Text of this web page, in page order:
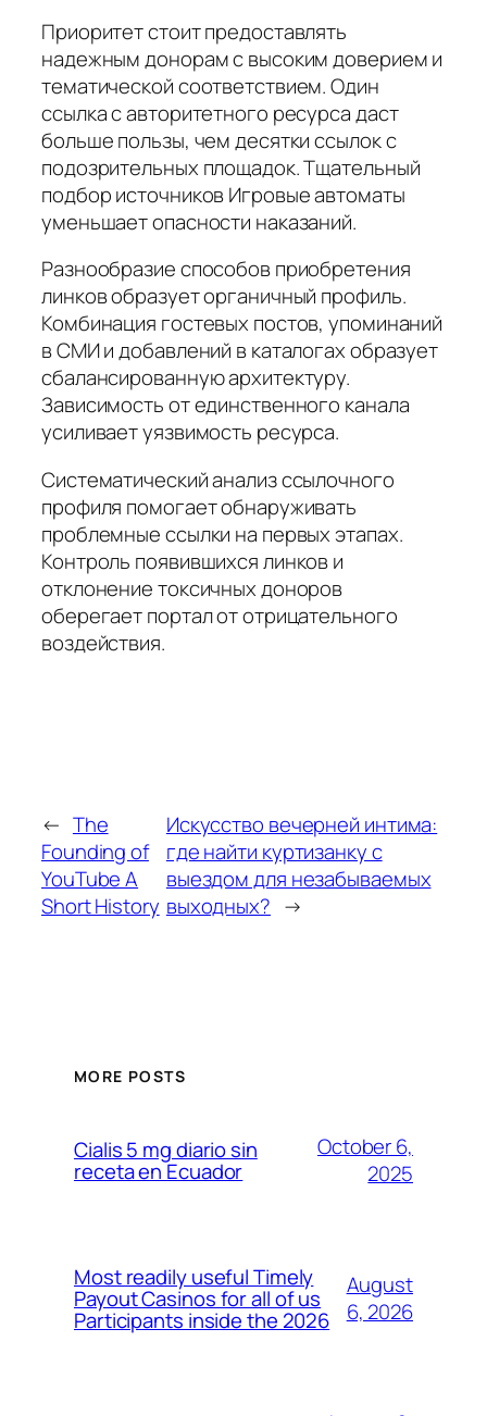
Приоритет стоит предоставлять
надежным донорам с высоким доверием и
тематической соответствием. Один
ссылка с авторитетного ресурса даст
больше пользы, чем десятки ссылок с
подозрительных площадок. Тщательный
подбор источников Игровые автоматы
уменьшает опасности наказаний.
Разнообразие способов приобретения
линков образует органичный профиль.
Комбинация гостевых постов, упоминаний
в СМИ и добавлений в каталогах образует
сбалансированную архитектуру.
Зависимость от единственного канала
усиливает уязвимость ресурса.
Систематический анализ ссылочного
профиля помогает обнаруживать
проблемные ссылки на первых этапах.
Контроль появившихся линков и
отклонение токсичных доноров
оберегает портал от отрицательного
воздействия.
← The
Founding of
YouTube A
Short History
Искусство вечерней интима:
где найти куртизанку с
выездом для незабываемых
выходных? →
MORE POSTS
Cialis 5 mg diario sin
receta en Ecuador
October 6,
2025
Most readily useful Timely
Payout Casinos for all of us
Participants inside the 2026
August
6, 2026